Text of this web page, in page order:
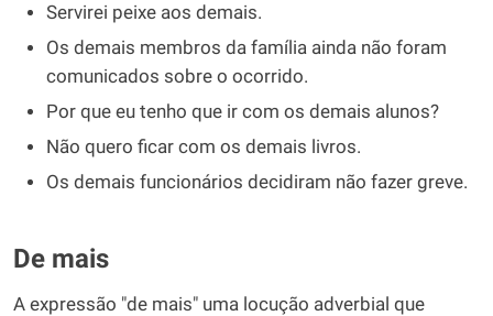
Servirei peixe aos demais.
Os demais membros da família ainda não foram
comunicados sobre o ocorrido.
Por que eu tenho que ir com os demais alunos?
Não quero ficar com os demais livros.
Os demais funcionários decidiram não fazer greve.
De mais
A expressão "de mais" uma locução adverbial que